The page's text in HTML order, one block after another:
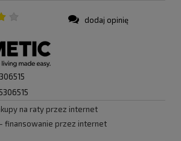
dodaj opinię